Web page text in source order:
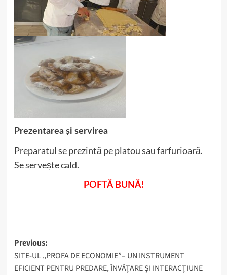
Prezentarea și servirea
Preparatul se prezintă pe platou sau farfurioară.
Se servește cald.
POFTĂ BUNĂ!
Post
navigation
Previous:
SITE-UL „PROFA DE ECONOMIE”– UN INSTRUMENT
EFICIENT PENTRU PREDARE, ÎNVĂȚARE ȘI INTERACȚIUNE